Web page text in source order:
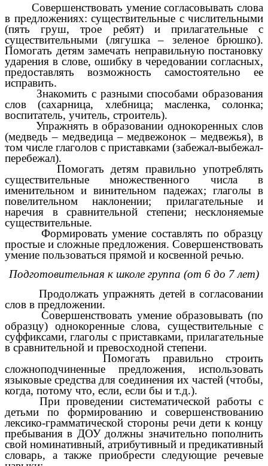
Совершенствовать умение согласовывать слова
в предложениях: существительные с числительными
(пять груш, трое ребят) и прилагательные с
существительными (лягушка – зеленое брюшко).
Помогать детям замечать неправильную постановку
ударения в слове, ошибку в чередовании согласных,
предоставлять возможность самостоятельно ее
исправить.
Знакомить с разными способами образования
слов (сахарница, хлебница; масленка, солонка;
воспитатель, учитель, строитель).
Упражнять в образовании однокоренных слов
(медведь – медведица – медвежонок – медвежья), в
том числе глаголов с приставками (забежал-выбежал-
перебежал).
Помогать детям правильно употреблять
существительные множественного числа в
именительном и винительном падежах; глаголы в
повелительном наклонении; прилагательные и
наречия в сравнительной степени; несклоняемые
существительные.
Формировать умение составлять по образцу
простые и сложные предложения. Совершенствовать
умение пользоваться прямой и косвенной речью.
Подготовительная к школе группа (от 6 до 7 лет)
Продолжать упражнять детей в согласовании
слов в предложении.
Совершенствовать умение образовывать (по
образцу) однокоренные слова, существительные с
суффиксами, глаголы с приставками, прилагательные
в сравнительной и превосходной степени.
Помогать правильно строить
сложноподчиненные предложения, использовать
языковые средства для соединения их частей (чтобы,
когда, потому что, если, если бы и т.д.).
При проведении систематической работы с
детьми по формированию и совершенствованию
лексико-грамматической стороны речи дети к концу
пребывания в ДОУ должны значительно пополнить
свой номинативный, атрибутивный и предикативный
словарь, а также приобрести следующие речевые